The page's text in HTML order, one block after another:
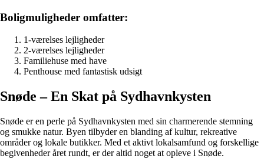
Boligmuligheder omfatter:
1-værelses lejligheder
2-værelses lejligheder
Familiehuse med have
Penthouse med fantastisk udsigt
Snøde – En Skat på Sydhavnkysten
Snøde er en perle på Sydhavnkysten med sin charmerende stemning
og smukke natur. Byen tilbyder en blanding af kultur, rekreative
områder og lokale butikker. Med et aktivt lokalsamfund og forskellige
begivenheder året rundt, er der altid noget at opleve i Snøde.